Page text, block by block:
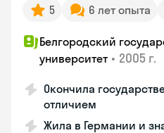
5 6 лет опыта
Белгородский
университет • 2005 г.
Окончила
отличием
Жила в Германии и